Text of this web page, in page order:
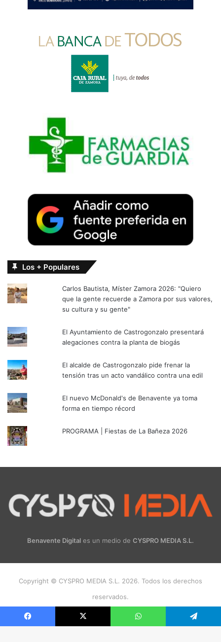
Los + Populares
Carlos Bautista, Míster Zamora 2026: "Quiero
que la gente recuerde a Zamora por sus valores,
su cultura y su gente"
El Ayuntamiento de Castrogonzalo presentará
alegaciones contra la planta de biogás
El alcalde de Castrogonzalo pide frenar la
tensión tras un acto vandálico contra una edil
El nuevo McDonald's de Benavente ya toma
forma en tiempo récord
PROGRAMA | Fiestas de La Bañeza 2026
Benavente Digital es un medio de CYSPRO MEDIA S.L.
Copyright © CYSPRO MEDIA S.L. 2026. Todos los derechos
reservados.
Instagram
Facebook X WhatsApp Telegram